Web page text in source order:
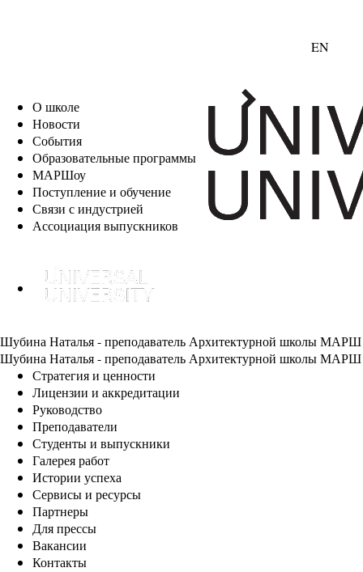
EN
О школе
Новости
События
Образовательные программы
МАРШоу
Поступление и обучение
Связи с индустрией
Ассоциация выпускников
Шубина Наталья - преподаватель Архитектурной школы МАРШ
Шубина Наталья - преподаватель Архитектурной школы МАРШ
Стратегия и ценности
Лицензии и аккредитации
Руководство
Преподаватели
Студенты и выпускники
Галерея работ
Истории успеха
Сервисы и ресурсы
Партнеры
Для прессы
Вакансии
Контакты